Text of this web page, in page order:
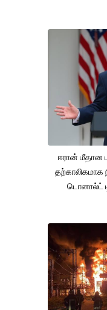
ஈரான் மீதான
தற்காலிகமாக
டொனால்ட்